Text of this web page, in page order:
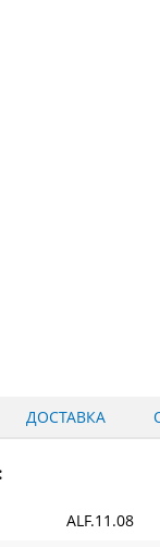
ДОСТАВКА
ALF.11.08